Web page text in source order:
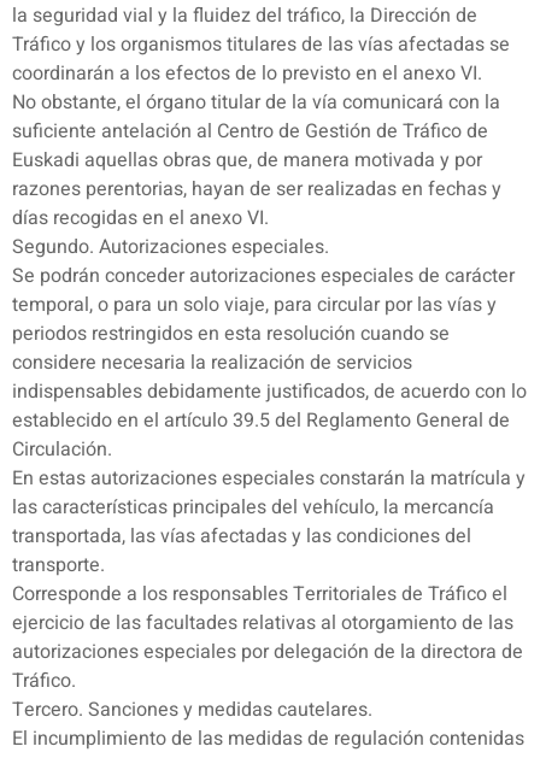
la seguridad vial y la fluidez del tráfico, la Dirección de
Tráfico y los organismos titulares de las vías afectadas se
coordinarán a los efectos de lo previsto en el anexo VI.
No obstante, el órgano titular de la vía comunicará con la
suficiente antelación al Centro de Gestión de Tráfico de
Euskadi aquellas obras que, de manera motivada y por
razones perentorias, hayan de ser realizadas en fechas y
días recogidas en el anexo VI.
Segundo. Autorizaciones especiales.
Se podrán conceder autorizaciones especiales de carácter
temporal, o para un solo viaje, para circular por las vías y
periodos restringidos en esta resolución cuando se
considere necesaria la realización de servicios
indispensables debidamente justificados, de acuerdo con lo
establecido en el artículo 39.5 del Reglamento General de
Circulación.
En estas autorizaciones especiales constarán la matrícula y
las características principales del vehículo, la mercancía
transportada, las vías afectadas y las condiciones del
transporte.
Corresponde a los responsables Territoriales de Tráfico el
ejercicio de las facultades relativas al otorgamiento de las
autorizaciones especiales por delegación de la directora de
Tráfico.
Tercero. Sanciones y medidas cautelares.
El incumplimiento de las medidas de regulación contenidas